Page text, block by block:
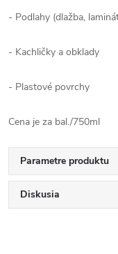
- Podlahy (dlažba,
- Kachličky a obklady
- Plastové povrchy
Cena je za bal./750ml
Parametre produktu
Diskusia